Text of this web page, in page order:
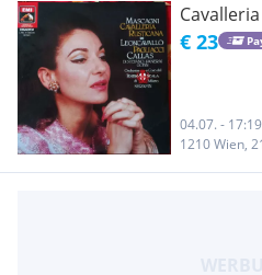
€ 23
04.07. -
1210 Wien,